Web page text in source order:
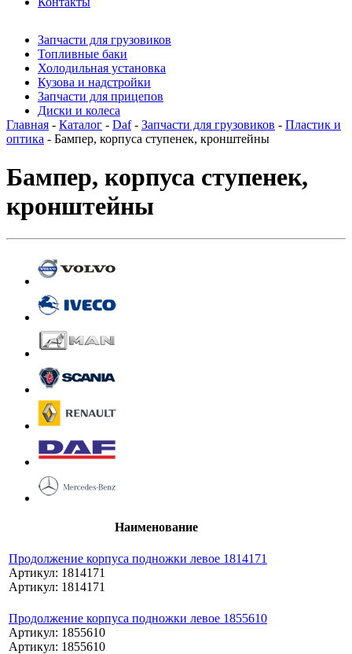
Запчасти для грузовиков
Топливные баки
Холодильная установка
Кузова и надстройки
Запчасти для прицепов
Диски и колеса
Главная - Каталог - Daf- Запчасти для грузовиков - Пластик и
оптика - Бампер, корпуса ступенек, кронштейны
Бампер, корпуса ступенек,
кронштейны
Наименование
Продолжение корпуса подножки левое 1814171
Артикул: 1814171
Артикул: 1814171
Продолжение корпуса подножки левое 1855610
Артикул: 1855610
Артикул: 1855610